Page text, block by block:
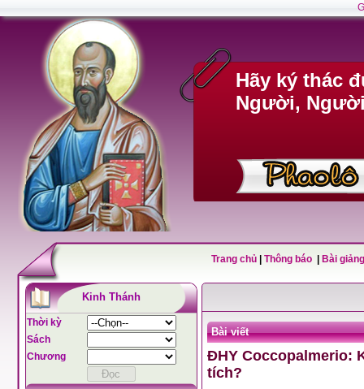
Hãy ký thác
Người,
Trang chủ Thông báo Bài
Kinh Thánh
Thời kỳ
Sách
Chương
Bài viết
ĐHY Coccopalmerio:
tích?